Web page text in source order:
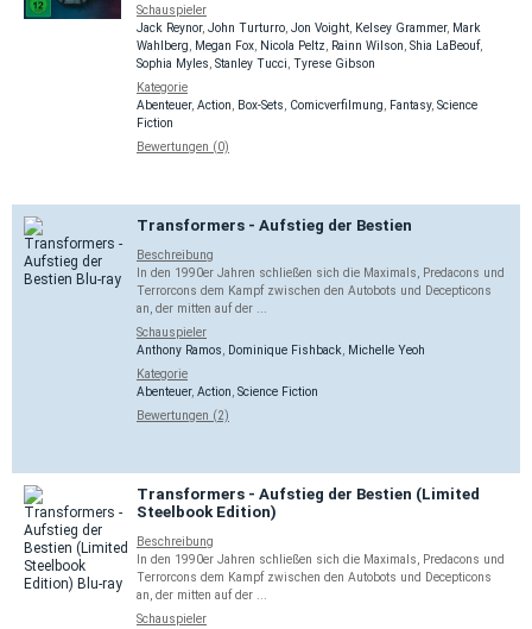
Schauspieler
Jack Reynor, John Turturro Jon Voight Kelsey Grammer, Mark
Wahlberg
Megan Fox Nicola Peltz Rainn Wilson Shia LaBeouf
Sophia Myles Stanley Tucci Tyrese Gibson
Kategorie
Abenteuer, Action Box-Sets Comicverfilmung Fantasy, Science
Fiction
Bewertungen (0)
Transformers - Aufstieg der Bestien
Beschreibung
In den 1990er Jahren schließen sich die Maximals, Predacons und
Terrorcons dem Kampf zwischen den Autobots und Decepticons
an, der mitten auf der ...
Schauspieler
Anthony Ramos
Dominique Fishback
Michelle Yeoh
Kategorie
Abenteuer, Action Science Fiction
Bewertungen (2)
Transformers - Aufstieg der Bestien (Limited
Steelbook Edition)
Beschreibung
In den 1990er Jahren schließen sich die Maximals, Predacons und
Terrorcons dem Kampf zwischen den Autobots und Decepticons
an, der mitten auf der ...
Schauspieler